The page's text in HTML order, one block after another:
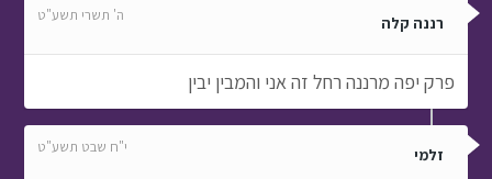
רננה קלה ה' תשרי תשע"ט
פרק יפה מרננה רחל זה אני והמבין יבין
זלמי י"ח שבט תשע"ט